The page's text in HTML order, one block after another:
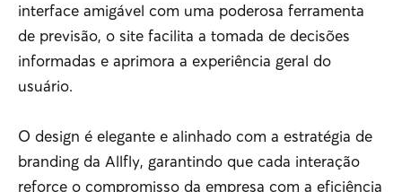
interface amigável com uma poderosa ferramenta
de previsão, o site facilita a tomada de decisões
informadas e aprimora a experiência geral do
usuário.
O design é elegante e alinhado com a estratégia de
branding da Allfly, garantindo que cada interação
reforce o compromisso da empresa com a eficiência